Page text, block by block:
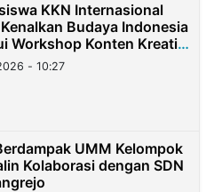
KKN Internasional
Budaya Indonesia
Workshop Konten Kreatif
- 10:27
UMM Kelompok
Kolaborasi dengan SDN